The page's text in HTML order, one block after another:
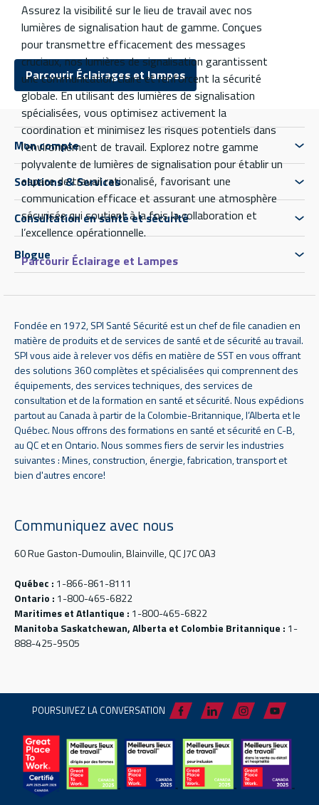
Assurez la visibilité sur le lieu de travail avec nos
lumières de signalisation haut de gamme. Conçues
pour transmettre efficacement des messages
cruciaux, nos lumières de signalisation garantissent
une communication claire et renforcent la sécurité
globale. En utilisant des lumières de signalisation
spécialisées, vous optimisez activement la
coordination et minimisez les risques potentiels dans
l’environnement de travail. Explorez notre gamme
polyvalente de lumières de signalisation pour établir un
espace de travail rationalisé, favorisant une
communication efficace et assurant une atmosphère
sécurisée qui soutient à la fois la collaboration et
l’excellence opérationnelle.
Parcourir Éclairage et Lampes
Parcourir Éclairages et lampes
Mon compte
Solutions & Services
Consultation en santé et sécurité
Blogue
Fondée en 1972, SPI Santé Sécurité est un chef de file canadien en
matière de produits et de services de santé et de sécurité au travail.
SPI vous aide à relever vos défis en matière de SST en vous offrant
des solutions 360 complètes et spécialisées qui comprennent des
équipements, des services techniques, des services de
consultation et de la formation en santé et sécurité. Nous expédions
partout au Canada à partir de la Colombie-Britannique, l’Alberta et le
Québec. Nous offrons des formations en santé et sécurité en C-B,
au QC et en Ontario. Nous sommes fiers de servir les industries
suivantes : Mines, construction, énergie, fabrication, transport et
bien d'autres encore!
Communiquez avec nous
60 Rue Gaston-Dumoulin, Blainville, QC J7C 0A3
Québec : 1-866-861-8111
Ontario : 1-800-465-6822
Maritimes et Atlantique : 1-800-465-6822
Manitoba Saskatchewan, Alberta et Colombie Britannique : 1-
888-425-9505
POURSUIVEZ LA CONVERSATION